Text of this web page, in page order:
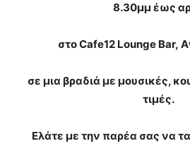
8.30μμ έως
στοCafe12 Lounge Bar,
σε μια βραδιά με μουσικές,
τιμές.
Ελάτε με την παρέα σας να